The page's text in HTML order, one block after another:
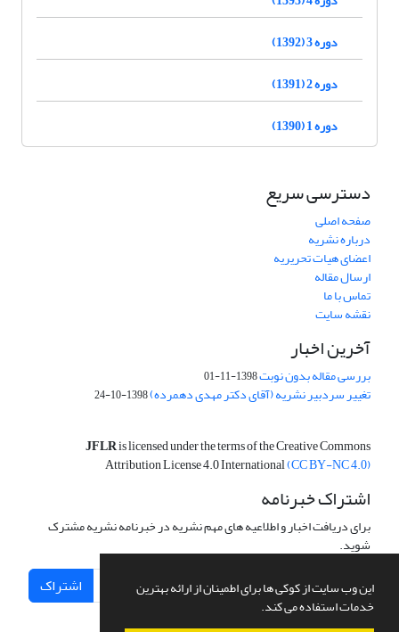
این وب سایت از کوکی ها برای اطمینان از ارائه بهترین
خدمات استفاده می کند.
دوره 3 (1392)
دوره 2 (1391)
دوره 1 (1390)
دسترسی سریع
صفحه اصلی
درباره نشریه
اعضای هیات تحریریه
ارسال مقاله
تماس با ما
نقشه سایت
آخرین اخبار
بررسی مقاله بدون نوبت1398-11-01
تغییر سردبیر نشریه (آقای دکتر مهدی دهمرده)1398-10-24
JFLRis licensed under the terms of the Creative Commons
Attribution License 4.0 International(CC BY-NC 4.0)
اشتراک خبرنامه
برای دریافت اخبار و اطلاعیه های مهم نشریه در خبرنامه نشریه مشترک
شوید.
اشتراک